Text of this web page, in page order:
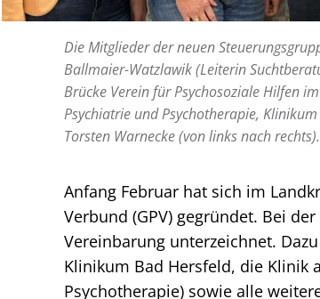
Die Mitglieder der neuen
Ballmaier-Watzlawik (Leiterin
Brücke Verein für Psychosoziale Hilfen
Psychiatrie und Psychotherapie,
Torsten Warnecke (von links nach rechts).
Anfang Februar hat sich im
Verbund (GPV) gegründet. Bei
Vereinbarung unterzeichnet.
Klinikum Bad Hersfeld, die Klinik
Psychotherapie) sowie alle